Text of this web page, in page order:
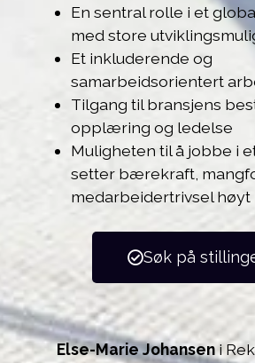
En sentral rolle i et
med store
Et inkluderende og
samarbeidsorientert
Tilgang til bransjens
opplæring og ledelse
Muligheten til å jobbe i
setter bærekraft,
medarbeidertrivsel høyt
Søk på
Else-Marie Johanseni